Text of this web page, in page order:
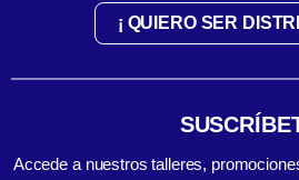
¡ QUIERO SER
Accede a nuestros talleres,